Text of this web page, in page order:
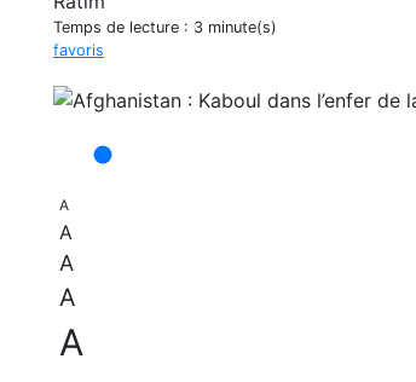
Temps de lecture : 3 minute(s)
favoris
A
A
A
A
A